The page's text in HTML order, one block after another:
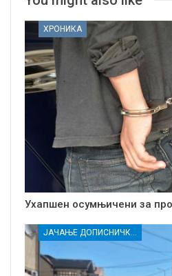
ХРОНИКА
Ухапшен осумњичени за